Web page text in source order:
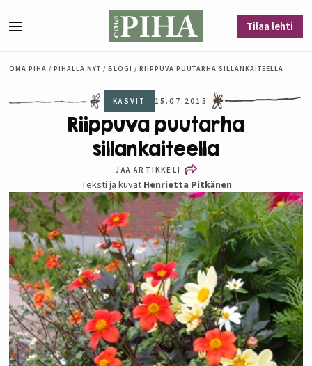
Tilaa lehti
OMA PIHA / PIHALLA NYT / BLOGI / RIIPPUVA PUUTARHA SILLANKAITEELLA
KASVIT 15.07.2015
Riippuva puutarha
sillankaiteella
JAA ARTIKKELI
Teksti ja kuvat Henrietta Pitkänen